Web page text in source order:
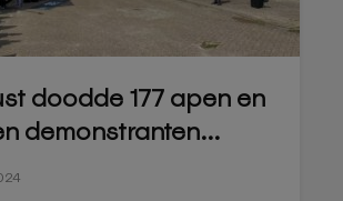
doodde 177 apen en
demonstranten...